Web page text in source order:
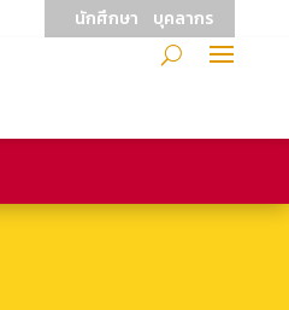
นักศึกษา บุคลากร